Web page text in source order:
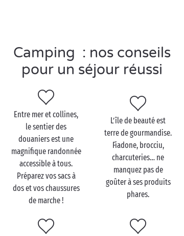
Visitez Saint-Florent en
couple
balade au cœur du village qui a su garder son
authenticité. La vieille ville, la citadelle et le port de
plaisance sont des incontournables. Éloignez-vous
un peu direction les vignobles, la Corse étant une
terre viticole depuis le XIe siècle ! Les œnologues ne
manqueront donc pas de visiter les domaines du Cap
Corse et de
goûter au délicieux nectar(avec
modération !).
Enfin, finissez en apothéose avec une séance
farniente sur les plages du Lotu et de Saleccia. Le
sable fin, les eaux turquoise, le bruit des vagues : que
Camping : nos conseils
pour un séjour réussi
Entre mer et collines,
le sentier des
douaniers est une
magnifique randonnée
accessible à tous.
Préparez vos sacs à
dos et vos chaussures
de marche !
L’île de beauté est
terre de gourmandise.
Fiadone, brocciu,
charcuteries… ne
manquez pas de
goûter à ses produits
phares.